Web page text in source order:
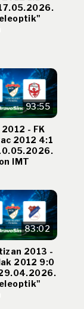
93:55
2012 - FK
2012 4:1
IMT
83:02
2013 -
2012 9:0